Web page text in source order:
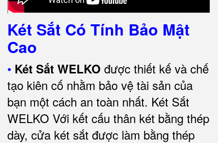
Két Sắt Có Tính Bảo Mật
Cao
• Két Sắt WELKO được thiết kế và chế
tạo kiên cố nhằm bảo vệ tài sản của
bạn một cách an toàn nhất. Két Sắt
WELKO Với kết cấu thân két bằng thép
dày, cửa két sắt được làm bằng thép